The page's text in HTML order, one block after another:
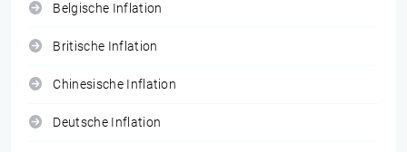
Belgische Inflation
Britische Inflation
Chinesische Inflation
Deutsche Inflation